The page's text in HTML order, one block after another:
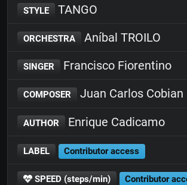
STYLE TANGO
ORCHESTRA Aníbal TROILO
SINGER Francisco Fiorentino
COMPOSER Juan Carlos Cobian
AUTHOR Enrique Cadicamo
LABEL Contributor access
SPEED (steps/min) Contributor